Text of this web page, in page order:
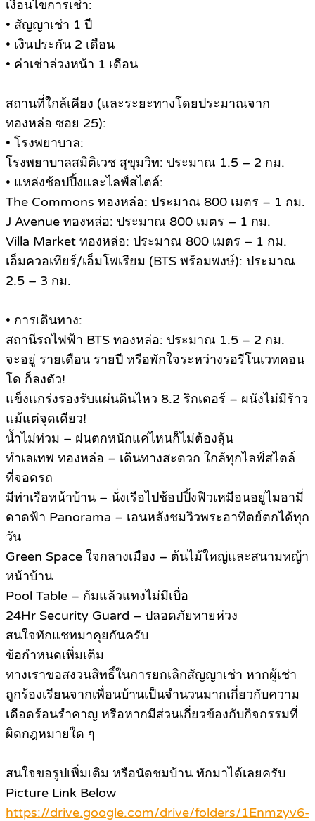
เงื่อนไขการเช่า:
• สัญญาเช่า 1 ปี
• เงินประกัน 2 เดือน
• ค่าเช่าล่วงหน้า 1 เดือน
สถานที่ใกล้เคียง (และระยะทางโดยประมาณจาก
ทองหล่อ ซอย 25):
• โรงพยาบาล:
โรงพยาบาลสมิติเวช สุขุมวิท: ประมาณ 1.5 – 2 กม.
• แหล่งช้อปปิ้งและไลฟ์สไตล์:
The Commons ทองหล่อ: ประมาณ 800 เมตร – 1 กม.
J Avenue ทองหล่อ: ประมาณ 800 เมตร – 1 กม.
Villa Market ทองหล่อ: ประมาณ 800 เมตร – 1 กม.
เอ็มควอเทียร์/เอ็มโพเรียม (BTS พร้อมพงษ์): ประมาณ
2.5 – 3 กม.
• การเดินทาง:
สถานีรถไฟฟ้า BTS ทองหล่อ: ประมาณ 1.5 – 2 กม.
จะอยู่ รายเดือน รายปี หรือพักใจระหว่างรอรีโนเวทคอน
โด ก็ลงตัว!
แข็งแกร่งรองรับแผ่นดินไหว 8.2 ริกเตอร์ – ผนังไม่มีร้าว
แม้แต่จุดเดียว!
น้ำไม่ท่วม – ฝนตกหนักแค่ไหนก็ไม่ต้องลุ้น
ทำเลเทพ ทองหล่อ – เดินทางสะดวก ใกล้ทุกไลฟ์สไตล์
ที่จอดรถ
มีท่าเรือหน้าบ้าน – นั่งเรือไปช้อปปิ้งฟิวเหมือนอยู่ไมอามี่
ดาดฟ้า Panorama – เอนหลังชมวิวพระอาทิตย์ตกได้ทุก
วัน
Green Space ใจกลางเมือง – ต้นไม้ใหญ่และสนามหญ้า
หน้าบ้าน
Pool Table – ก้มแล้วแทงไม่มีเบื่อ
24Hr Security Guard – ปลอดภัยหายห่วง
สนใจทักแชทมาคุยกันครับ
ข้อกำหนดเพิ่มเติม
ทางเราขอสงวนสิทธิ์ในการยกเลิกสัญญาเช่า หากผู้เช่า
ถูกร้องเรียนจากเพื่อนบ้านเป็นจำนวนมากเกี่ยวกับความ
เดือดร้อนรำคาญ หรือหากมีส่วนเกี่ยวข้องกับกิจกรรมที่
ผิดกฎหมายใด ๆ
สนใจขอรูปเพิ่มเติม หรือนัดชมบ้าน ทักมาได้เลยครับ
Picture Link Below
https://drive.google.com/drive/folders/1Enmzyv6-